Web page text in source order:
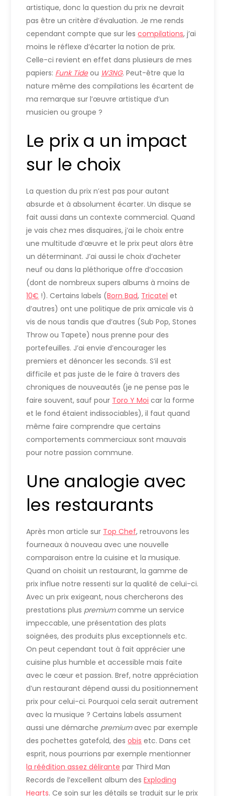
artistique, donc la question du prix ne devrait
pas être un critère d’évaluation. Je me rends
cependant compte que sur lescompilations, j’ai
moins le réflexe d’écarter la notion de prix.
Celle-ci revient en effet dans plusieurs de mes
papiers: Funk Tide ou W3NG. Peut-être que la
nature même des compilations les écartent de
ma remarque sur l’œuvre artistique d’un
musicien ou groupe ?
Le prix a un impact
sur le choix
La question du prix n’est pas pour autant
absurde et à absolument écarter. Un disque se
fait aussi dans un contexte commercial. Quand
je vais chez mes disquaires, j’ai le choix entre
une multitude d’œuvre et le prix peut alors être
un déterminant. J’ai aussi le choix d’acheter
neuf ou dans la pléthorique offre d’occasion
(dont de nombreux supers albums à moins de
10€ !). Certains labels (Born Bad, Tricatel et
d’autres) ont une politique de prix amicale vis à
vis de nous tandis que d’autres (Sub Pop, Stones
Throw ou Tapete) nous prenne pour des
portefeuilles. J’ai envie d’encourager les
premiers et dénoncer les seconds. S’il est
difficile et pas juste de le faire à travers des
chroniques de nouveautés (je ne pense pas le
faire souvent, sauf pour Toro Y Moi car la forme
et le fond étaient indissociables), il faut quand
même faire comprendre que certains
comportements commerciaux sont mauvais
pour notre passion commune.
Une analogie avec
les restaurants
Après mon article sur Top Chef, retrouvons les
fourneaux à nouveau avec une nouvelle
comparaison entre la cuisine et la musique.
Quand on choisit un restaurant, la gamme de
prix influe notre ressenti sur la qualité de celui-ci.
Avec un prix exigeant, nous chercherons des
prestations plus premiumcomme un service
impeccable, une présentation des plats
soignées, des produits plus exceptionnels etc.
On peut cependant tout à fait apprécier une
cuisine plus humble et accessible mais faite
avec le cœur et passion. Bref, notre appréciation
d’un restaurant dépend aussi du positionnement
prix pour celui-ci. Pourquoi cela serait autrement
avec la musique ? Certains labels assument
aussi une démarche premiumavec par exemple
des pochettes gatefold, desobis etc. Dans cet
esprit, nous pourrions par exemple mentionner
la réédition assez délirante par Third Man
Records de l’excellent album desExploding
Hearts. Ce soin sur les détails se traduit sur le prix